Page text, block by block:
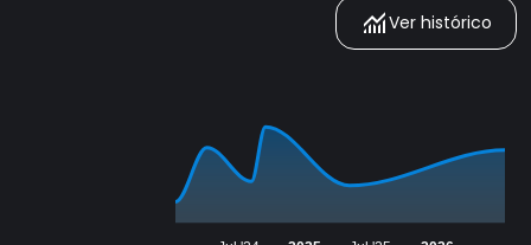
Ver histórico